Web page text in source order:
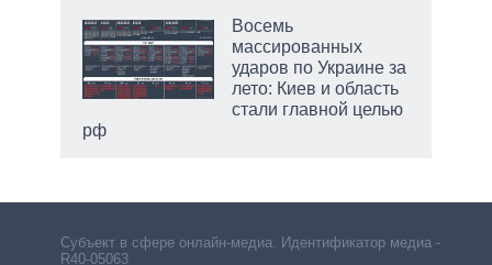
Восемь
массированных
ударов по Украине за
лето: Киев и область
стали главной целью
рф
Субъект в сфере онлайн-медиа. Идентификатор медиа –
R40-05063